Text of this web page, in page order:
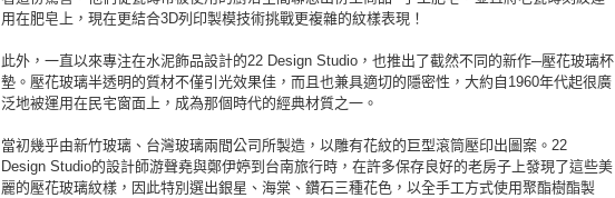
用在肥皂上，現在更結合3D列印製模技術挑戰更複雜的紋樣表現！
此外，一直以來專注在水泥飾品設計的22 Design Studio，也推出了截然不同的新作─壓花玻璃杯
墊。壓花玻璃半透明的質材不僅引光效果佳，而且也兼具適切的隱密性，大約自1960年代起很廣
泛地被運用在民宅窗面上，成為那個時代的經典材質之一。
當初幾乎由新竹玻璃、台灣玻璃兩間公司所製造，以雕有花紋的巨型滾筒壓印出圖案。22
Design Studio的設計師游聲堯與鄭伊婷到台南旅行時，在許多保存良好的老房子上發現了這些美
麗的壓花玻璃紋樣，因此特別選出銀星、海棠、鑽石三種花色，以全手工方式使用聚酯樹酯製